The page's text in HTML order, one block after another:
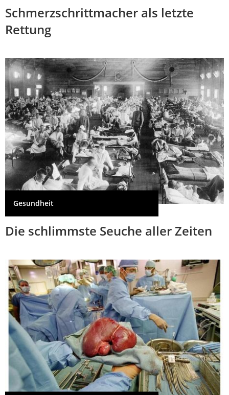
Schmerzschrittmacher als letzte
Rettung
Gesundheit
Die schlimmste Seuche aller Zeiten